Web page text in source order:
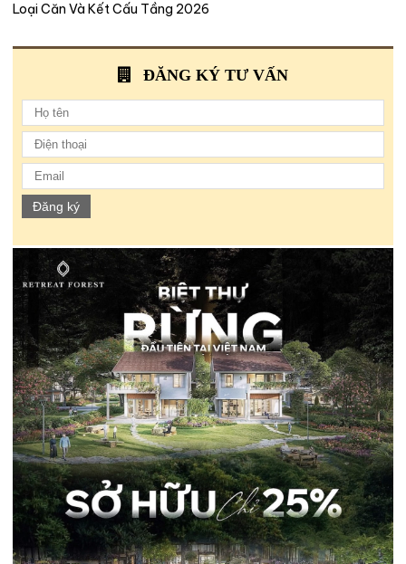
Loại Căn Và Kết Cấu Tầng 2026
ĐĂNG KÝ TƯ VẤN
Đăng ký